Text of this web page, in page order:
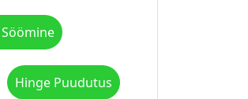
Hinge Puudutus